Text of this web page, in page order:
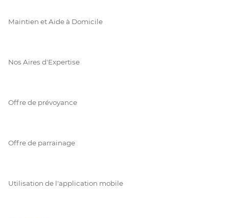
Maintien et Aide à Domicile
Nos Aires d'Expertise
Offre de prévoyance
Offre de parrainage
Utilisation de l'application mobile